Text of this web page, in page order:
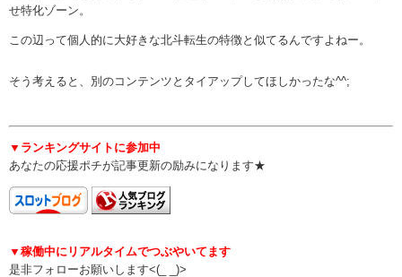
せ特化ゾーン。
この辺って個人的に大好きな北斗転生の特徴と似てるんですよねー。
そう考えると、別のコンテンツとタイアップしてほしかったな^^;
▼ランキングサイトに参加中
あなたの応援ポチが記事更新の励みになります★
▼稼働中にリアルタイムでつぶやいてます
是非フォローお願いします<(_ _)>